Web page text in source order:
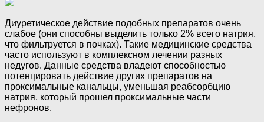
Диуретическое действие подобных препаратов очень
слабое (они способны выделить только 2% всего натрия,
что фильтруется в почках). Такие медицинские средства
часто используют в комплексном лечении разных
недугов. Данные средства владеют способностью
потенцировать действие других препаратов на
проксимальные канальцы, уменьшая реабсорбцию
натрия, который прошел проксимальные части
нефронов.